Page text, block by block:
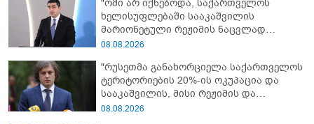
მსმენია ქართველების მიერ ტყვეების
დახვრეტაზე"
"ომი არ იქნებოდა, საქართველოს
ხელისუფლებაში სააკაშვილის
მარიონეტული რეჟიმის ნაცვლად
„ქართული ოცნების“ მსგავსი
2008 წლის ომი თუ არ იქნებოდა, დიდი
ალბათობით, არც უკრაინის ომი
იქნებოდა"
08.08.2026
"რუსეთმა განახორციელა საქართველოს
ტერიტორიების 20%-ის ოკუპაცია და
სააკაშვილის, მისი რეჟიმის და
„ნაცმოძრაობის“ ღალატი ვერანაირად
08.08.2026